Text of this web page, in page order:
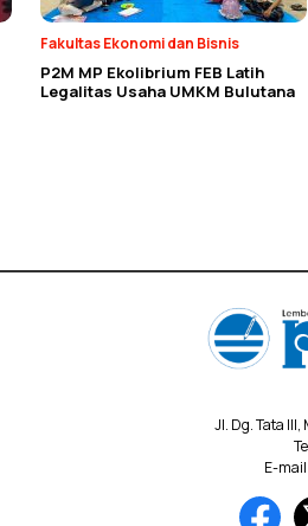
Fakultas Ekonomi dan Bisnis
P2M MP Ekolibrium FEB Latih
Legalitas Usaha UMKM Bulutana
Jl. Dg. Tata III,
E-